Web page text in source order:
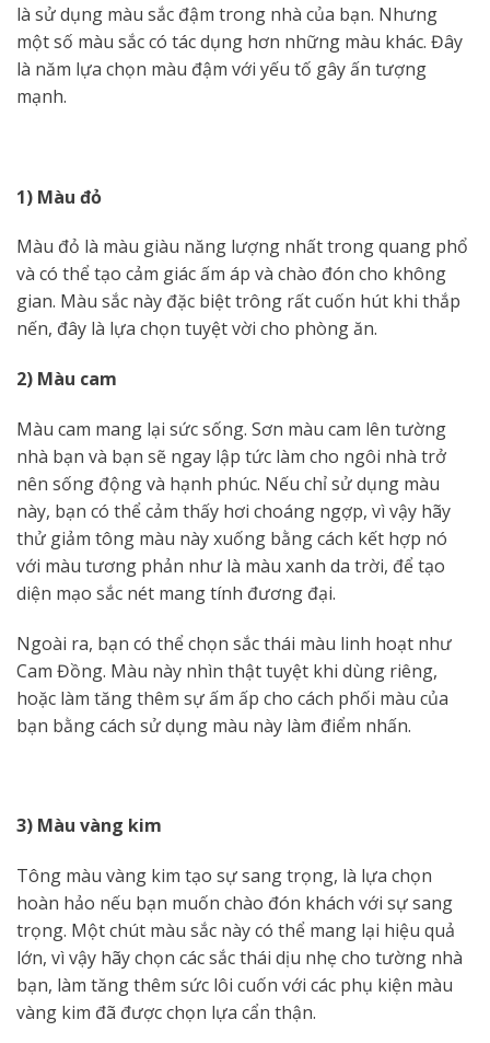
là sử dụng màu sắc đậm trong nhà của bạn. Nhưng
một số màu sắc có tác dụng hơn những màu khác. Đây
là năm lựa chọn màu đậm với yếu tố gây ấn tượng
mạnh.
1) Màu đỏ
Màu đỏ là màu giàu năng lượng nhất trong quang phổ
và có thể tạo cảm giác ấm áp và chào đón cho không
gian. Màu sắc này đặc biệt trông rất cuốn hút khi thắp
nến, đây là lựa chọn tuyệt vời cho phòng ăn.
2) Màu cam
Màu cam mang lại sức sống. Sơn màu cam lên tường
nhà bạn và bạn sẽ ngay lập tức làm cho ngôi nhà trở
nên sống động và hạnh phúc. Nếu chỉ sử dụng màu
này, bạn có thể cảm thấy hơi choáng ngợp, vì vậy hãy
thử giảm tông màu này xuống bằng cách kết hợp nó
với màu tương phản như là màu xanh da trời, để tạo
diện mạo sắc nét mang tính đương đại.
Ngoài ra, bạn có thể chọn sắc thái màu linh hoạt như
Cam Đồng. Màu này nhìn thật tuyệt khi dùng riêng,
hoặc làm tăng thêm sự ấm ấp cho cách phối màu của
bạn bằng cách sử dụng màu này làm điểm nhấn.
3) Màu vàng kim
Tông màu vàng kim tạo sự sang trọng, là lựa chọn
hoàn hảo nếu bạn muốn chào đón khách với sự sang
trọng. Một chút màu sắc này có thể mang lại hiệu quả
lớn, vì vậy hãy chọn các sắc thái dịu nhẹ cho tường nhà
bạn, làm tăng thêm sức lôi cuốn với các phụ kiện màu
vàng kim đã được chọn lựa cẩn thận.